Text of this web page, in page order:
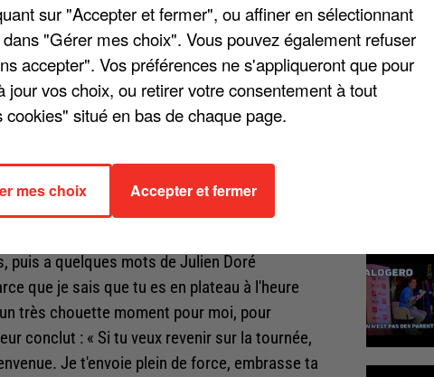
lors de l'émission « Ça commence
qui combattent le cancer. C'était le cas de
mal au ventre. Le lendemain, on est allé dans
échographie pour me soigner, ils ont vu une
parents m'ont expliqué, j'ai compris que
puis a quelques mots de Julien Doré
que je sais que tu es en plateau à l'heure
très chouette moment pour moi, pour
conclut : « Si tu veux revenir sur la tournée,
Je t'envoie plein de force, embrasse ta
sur "Accepter et fermer", ou affiner en sélectionnant
"Gérer mes choix". Vous pouvez également refuser
accepter". Vos préférences ne s'appliqueront que pour
jour vos choix, ou retirer votre consentement à tout
situé en bas de chaque page.
mes choix Accepter et fermer